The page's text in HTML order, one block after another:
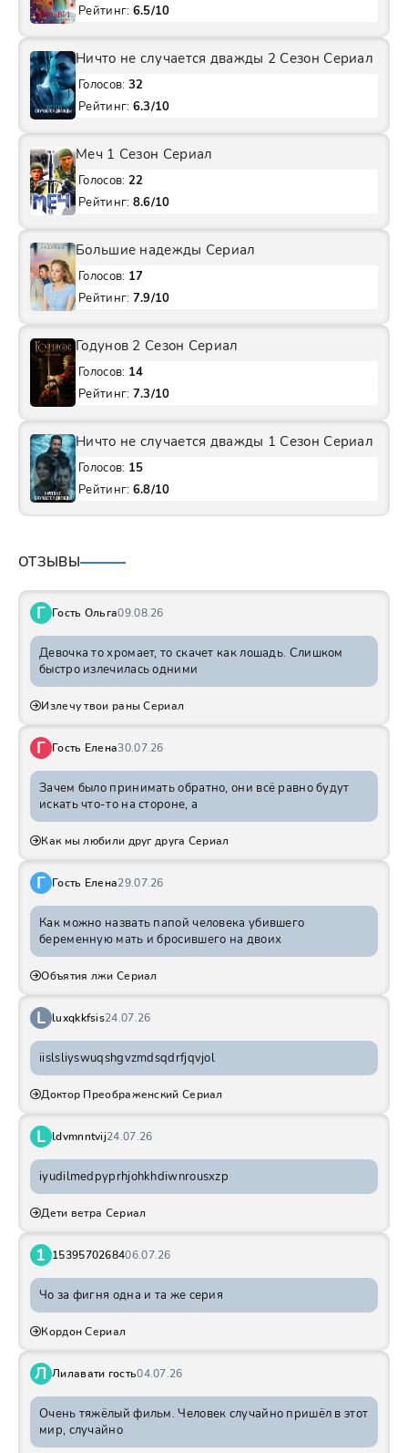
Рейтинг: 6.5/10
Ничто не случается дважды 2 Сезон Сериал
Голосов: 32
Рейтинг: 6.3/10
Меч 1 Сезон Сериал
Голосов: 22
Рейтинг: 8.6/10
Большие надежды Сериал
Голосов: 17
Рейтинг: 7.9/10
Годунов 2 Сезон Сериал
Голосов: 14
Рейтинг: 7.3/10
Ничто не случается дважды 1 Сезон Сериал
Голосов: 15
Рейтинг: 6.8/10
ОТЗЫВЫ
Г Гость Ольга09.08.26
Девочка то хромает, то скачет как лошадь. Слишком
быстро излечилась одними
Излечу твои раны Сериал
Г Гость Елена30.07.26
Зачем было принимать обратно, они всё равно будут
искать что-то на стороне, а
Как мы любили друг друга Сериал
Г Гость Елена29.07.26
Как можно назвать папой человека убившего
беременную мать и бросившего на двоих
Объятия лжи Сериал
L luxqkkfsis24.07.26
iislsliyswuqshgvzmdsqdrfjqvjol
Доктор Преображенский Сериал
L ldvmnntvij24.07.26
iyudilmedpyprhjohkhdiwnrousxzp
Дети ветра Сериал
1 1539570268406.07.26
Чо за фигня одна и та же серия
Кордон Сериал
Л Лилавати гость04.07.26
Очень тяжёлый фильм. Человек случайно пришёл в этот
мир, случайно